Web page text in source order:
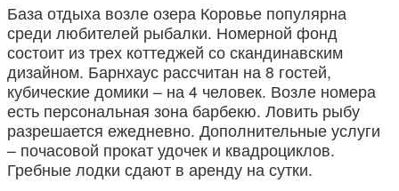
База отдыха возле озера Коровье популярна
среди любителей рыбалки. Номерной фонд
состоит из трех коттеджей со скандинавским
дизайном. Барнхаус рассчитан на 8 гостей,
кубические домики – на 4 человек. Возле номера
есть персональная зона барбекю. Ловить рыбу
разрешается ежедневно. Дополнительные услуги
– почасовой прокат удочек и квадроциклов.
Гребные лодки сдают в аренду на сутки.